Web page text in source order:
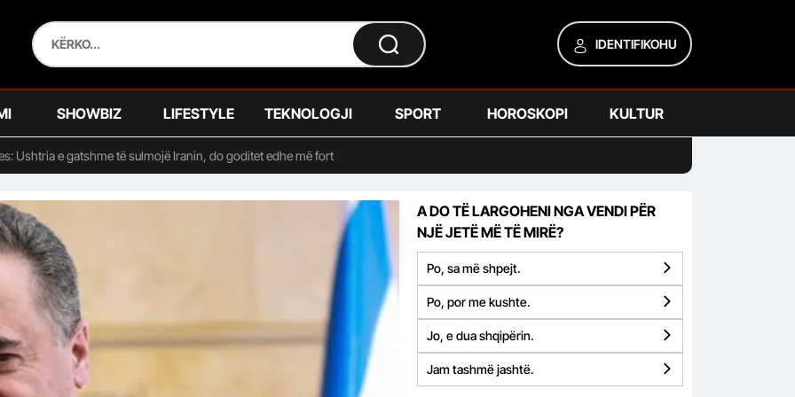
IDENTIFIKOHU
SHOWBIZ LIFESTYLE TEKNOLOGJI SPORT HOROSKOPI KULTUR
Ushtria e gatshme të sulmojë Iranin, do goditet edhe më fort
A DO TË LARGOHENI NGA VENDI PËR
NJË JETË MË TË MIRË?
Po, sa më shpejt.
Po, por me kushte.
Jo, e dua shqipërin.
Jam tashmë jashtë.